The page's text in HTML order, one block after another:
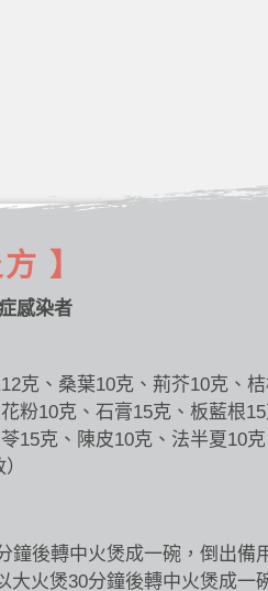
】
感染者
克、桑葉10克、荊芥10克、
粉10克、石膏15克、板藍根
15克、陳皮10克、法半夏10
鐘後轉中火煲成一碗，倒出備
大火煲30分鐘後轉中火煲成一